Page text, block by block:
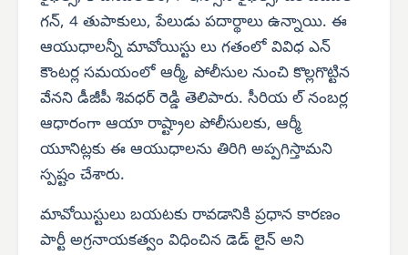
గన్, 4 తుపాకులు, పేలుడు పదార్థాలు ఉన్నాయి. ఈ
ఆయుధాలన్నీ మావోయిస్టు లు గతంలో వివిధ ఎన్
కౌంటర్ల సమయంలో ఆర్మీ, పోలీసుల నుంచి కొల్లగొట్టిన
వేనని డీజీపీ శివధర్ రెడ్డి తెలిపారు. సీరియ ల్ నంబర్ల
ఆధారంగా ఆయా రాష్ట్రాల పోలీసులకు, ఆర్మీ
యూనిట్లకు ఈ ఆయుధాలను తిరిగి అప్పగిస్తామని
స్పష్టం చేశారు.
మావోయిస్టులు బయటకు రావడానికి ప్రధాన కారణం
పార్టీ అగ్రనాయకత్వం విధించిన డెడ్ లైన్ అని